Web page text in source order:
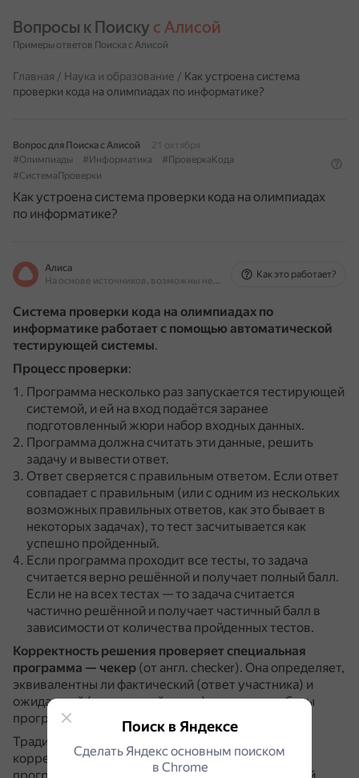
Вопросы к Поиску с Алисой
Примеры ответов Поиска с Алисой
Главная / Наука и образование / Как устроена система
проверки кода на олимпиадах по информатике?
Вопрос для Поиска с Алисой
21 октября
#Олимпиады
#Информатика
#ПроверкаКода
#СистемаПроверки
Как устроена система проверки кода на олимпиадах
по информатике?
Алиса
На основе источников, возможны неточности
Как это работает?
Система проверки кода на олимпиадах по
информатике работает с помощью автоматической
тестирующей системы.
Процесс проверки:
Программа несколько раз запускается тестирующей
системой, и ей на вход подаётся заранее
подготовленный жюри набор входных данных.
Программа должна считать эти данные, решить
задачу и вывести ответ.
Ответ сверяется с правильным ответом. Если ответ
совпадает с правильным (или с одним из нескольких
возможных правильных ответов, как это бывает в
некоторых задачах), то тест засчитывается как
успешно пройденный.
Если программа проходит все тесты, то задача
считается верно решённой и получает полный балл.
Если не на всех тестах — то задача считается
частично решённой и получает частичный балл в
зависимости от количества пройденных тестов.
Корректность решения проверяет специальная
программа — чекер (от англ. checker). Она определяет,
эквивалентны ли фактический (ответ участника) и
ожидаемый (правильный ответ) результат работы
программы.
Традиционно оцениваются такие параметры, как
корректность полученного ответа, время работы
Поиск в Яндексе
Сделать Яндекс основным поиском
в Сhrome